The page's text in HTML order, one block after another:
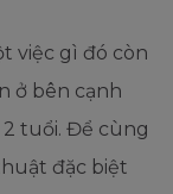
việc gì đó còn
ở bên cạnh
tuổi. Để cùng
đặc biệt